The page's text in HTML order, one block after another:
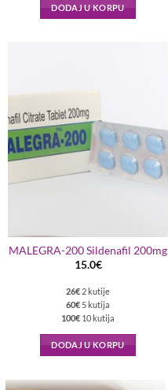
DODAJ U KORPU
MALEGRA-200 Sildenafil 200mg
15.0€
26€ 2 kutije
60€ 5 kutija
100€ 10 kutija
DODAJ U KORPU